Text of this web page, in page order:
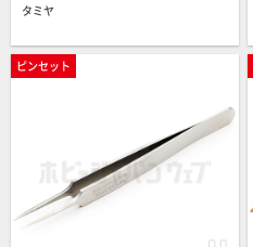
タミヤ
ピンセット